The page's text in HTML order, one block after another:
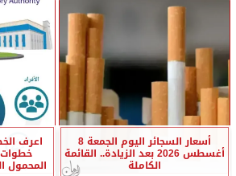
أسعار السجائر اليوم الجمعة 8
أغسطس 2026 بعد الزيادة.. القائمة
الكاملة
اعرف
خطوات
المحمول